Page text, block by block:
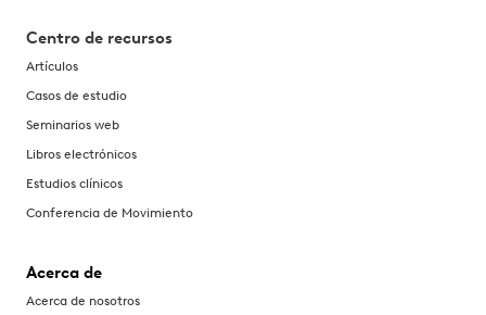
Este estudio observacional examinó si era más
29 nov 2022
Estudio de viabilidad de cirugía
Un estudio de 53 personas que se sometieron
Costo y uso de Medicare
9 ago 2022
Estudio sobre el dolor agudo
Centro de recursos
Artículos
Casos de estudio
Seminarios web
Libros electrónicos
Estudios clínicos
Conferencia de Movimiento
Acerca de
Acerca de nosotros